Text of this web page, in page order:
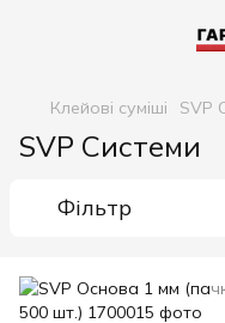
Клейові суміші SVP
SVP Системи
Фільтр